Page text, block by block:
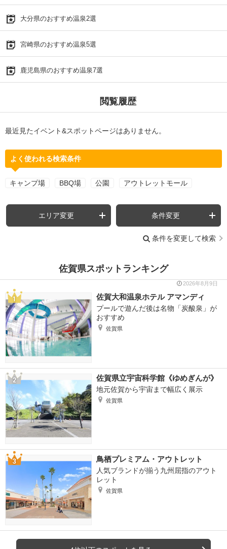
大分県のおすすめ温泉2選
宮崎県のおすすめ温泉5選
鹿児島県のおすすめ温泉7選
閲覧履歴
最近見たイベント&スポットページはありません。
よく使われる検索条件
キャンプ場 BBQ場 公園 アウトレットモール
エリア変更 条件変更
条件を変更して検索
佐賀県スポットランキング
2026年8月9日
佐賀大和温泉ホテル アマンディ
プールで遊んだ後は名物「炭酸泉」が
おすすめ
佐賀県
佐賀県立宇宙科学館《ゆめぎんが》
地元佐賀から宇宙まで幅広く展示
佐賀県
鳥栖プレミアム・アウトレット
人気ブランドが揃う九州屈指のアウト
レット
佐賀県